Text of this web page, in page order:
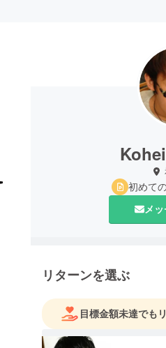
初めて
メ
リターンを選ぶ
目標金額未達でも